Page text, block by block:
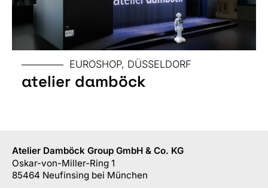
EUROSHOP, DÜSSELDORF
atelier damböck
Atelier Damböck Group GmbH & Co. KG
Oskar-von-Miller-Ring 1
85464 Neufinsing bei München